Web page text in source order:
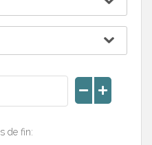
de fin: